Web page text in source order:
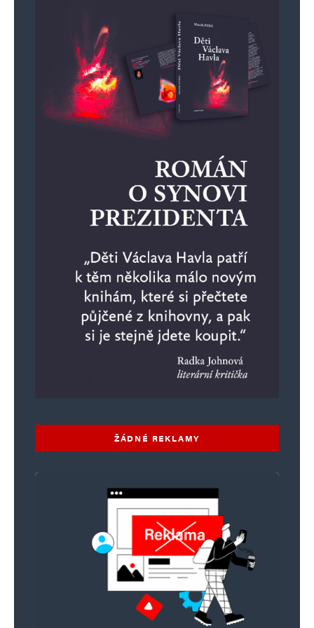
pokrevně spřízněných s prorokem (šíité)
a většinové sunnity. Palestinci byli za 1. a 2.SV
spojenci nacistů, ale jejich antisemitismus
přetrval do dnešní doby. asi málokdo, ze
zastánců palestinských teroristů, zde ví, že
Hitler byl palestinským muftím poctěn titulem
„čestný Árijec“. Později nazval Hitler al-
Husseíniho dokonce “fuhrerem arabského
světa“. Při setkáních s dalšími nacistickými
shoda v cílech a prostředcích arabského
nacionalismu a německého nacizmu,
namířeného proti Židům. „Na nebi Allah, na
zemi Hitler“ bylo heslem arabských
pronacistických fundamentalistů. John Gunther
z Inside Asia v té době napsal: „Současným
Husseiní slíbil, že pro něj zverbuje půl milionu
arabských vojáků, ale zhroucení fronty v Africe
mu splnění plánu znemožnilo. „Arabská
brigáda“, vytvořená z několika tisíc arabských
uprchlíků a emigrantů, skutečně založena byla,
ale po odeslání na východní frontu beze stopy
zmizela na kavkazské frontě, tedy byla
pravděpodobně zcela zničena. Muslimští
členové Waffen-SS z 13. divize při modlitbě
ŽÁDNÉ REKLAMY